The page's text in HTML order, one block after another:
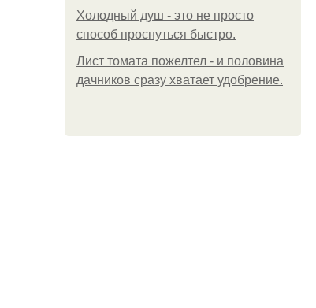
Холодный душ - это не просто
способ проснуться быстро.
Лист томата пожелтел - и половина
дачников сразу хватает удобрение.